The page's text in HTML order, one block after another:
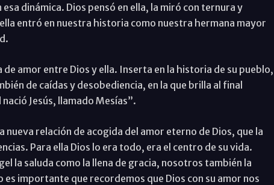
dinámica. Dios pensó en ella, la miró con ternura y
entró en nuestra historia como nuestra hermana mayor
amor entre Dios y ella. Inserta en la historia de su pueblo,
de caídas y desobediencia, en la que brilla al final
Jesús, llamado Mesías”.
relación de acogida del amor eterno de Dios, que la
Para ella Dios lo era todo, era el centro de su vida.
la saluda como la llena de gracia, nosotros también la
importante que recordemos que Dios con su amor nos